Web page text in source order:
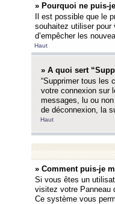
» Pourquoi ne puis-
Il est possible que le
souhaitez utiliser pour
d’empêcher les
Haut
» A quoi sert
“Supprimer tous les
votre connexion sur
messages, lu ou
de déconnexion, la
Haut
» Comment puis-je
Si vous êtes un
visitez votre Panneau
Ce système vous